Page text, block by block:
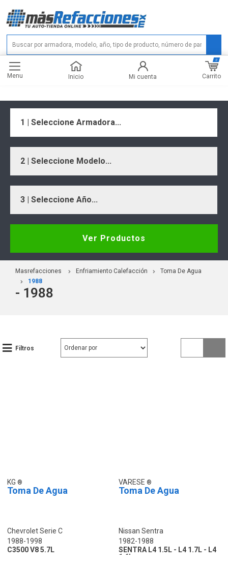
Menu Inicio Mi cuenta Carrito
0
1 | Seleccione Armadora...
2 | Seleccione Modelo...
3 | Seleccione Año...
Ver Productos
Masrefacciones Enfriamiento Calefacción
Toma De Agua
1988
- 1988
Filtros
KG
Toma De Agua
Chevrolet Serie C
1988-1998
C3500 V8 5.7L
VARESE
Toma De Agua
Nissan Sentra
1982-1988
SENTRA L4 1.5L - L4 1.7L - L4
1.6L